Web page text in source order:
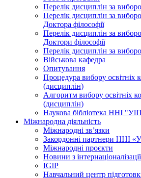
Перелік дисциплін за
Перелік дисциплін за
Доктора філософії
Перелік дисциплін за
Доктори філософії
Перелік дисциплін за
Військова кафедра
Опитування
Процедура вибору освітніх
(дисциплін)
Алгоритм вибору освітніх
(дисциплін)
Наукова бібліотека ННІ
Міжнародна діяльність
Міжнародні зв’язки
Закордонні партнери ННІ
Міжнародні проєкти
Новини з
IGIP
Навчальний центр